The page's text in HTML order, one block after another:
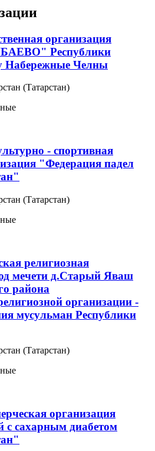
организация
Республики
Набережные Челны
(Татарстан)
- спортивная
"Федерация падел
(Татарстан)
религиозная
мечети д.Старый Яваш
района
организации -
мусульман Республики
(Татарстан)
организация
с сахарным диабетом